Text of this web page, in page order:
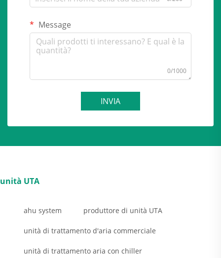
Message
0/1000
INVIA
unità UTA
ahu system produttore di unità UTA
unità di trattamento d'aria commerciale
unità di trattamento aria con chiller